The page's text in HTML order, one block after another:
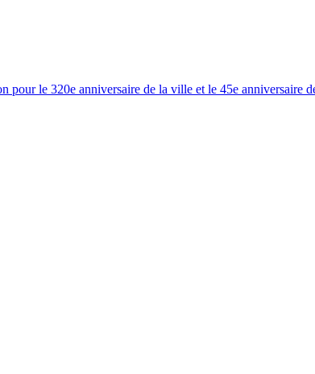
le 320e anniversaire de la ville et le 45e anniversaire